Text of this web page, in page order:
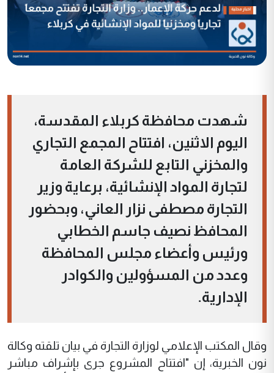
شهدت محافظة كربلاء المقدسة،
اليوم الاثنين، افتتاح المجمع التجاري
والمخزني التابع للشركة العامة
لتجارة المواد الإنشائية، برعاية وزير
التجارة مصطفى نزار العاني، وبحضور
المحافظ نصيف جاسم الخطابي
ورئيس وأعضاء مجلس المحافظة
وعدد من المسؤولين والكوادر
الإدارية.
وقال المكتب الإعلامي لوزارة التجارة في بيان تلقته وكالة
نون الخبرية، إن "افتتاح المشروع جرى بإشراف مباشر